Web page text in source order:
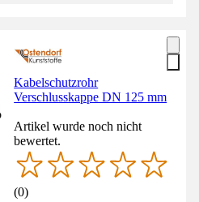
Kabelschutzrohr
Verschlusskappe DN 125 mm
Artikel wurde noch nicht
bewertet.
(0)